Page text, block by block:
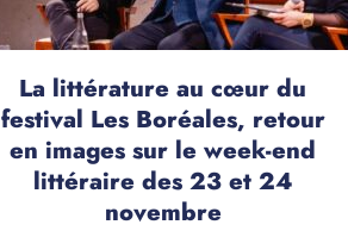
La littérature au cœur du
festival Les Boréales, retour
en images sur le week-end
littéraire des 23 et 24
novembre